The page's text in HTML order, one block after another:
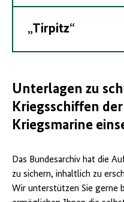
„Tirpitz“
Unterlagen zu
Kriegsschiffen
Kriegsmarine
Das Bundesarchiv hat die
zu sichern, inhaltlich zu
Wir unterstützen Sie gerne